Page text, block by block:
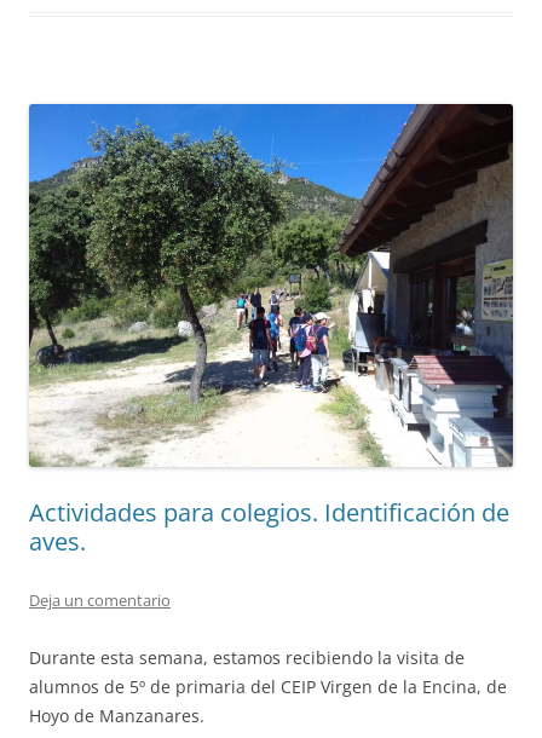
Actividades para colegios. Identificación de
aves.
Deja un comentario
Durante esta semana, estamos recibiendo la visita de
alumnos de 5º de primaria del CEIP Virgen de la Encina, de
Hoyo de Manzanares.